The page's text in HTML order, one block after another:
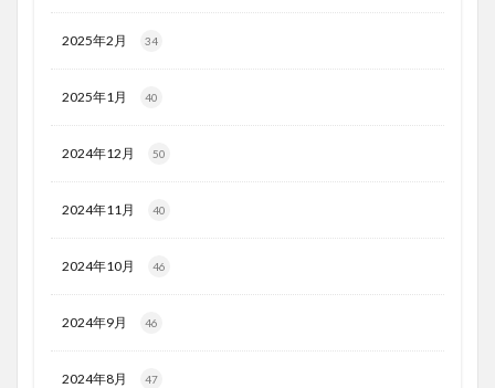
2025年2月 34
2025年1月 40
2024年12月 50
2024年11月 40
2024年10月 46
2024年9月 46
2024年8月 47